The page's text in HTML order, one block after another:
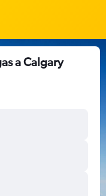
a Calgary